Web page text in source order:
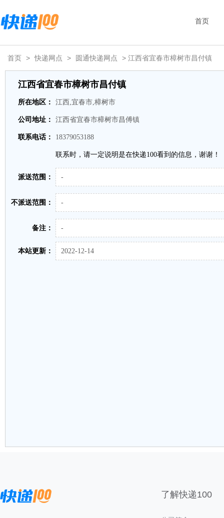
首页
首页 > 快递网点 > 圆通快递网点 > 江西省宜春市樟树市昌付镇
江西省宜春市樟树市昌付镇
所在地区： 江西,宜春市,樟树市
公司地址： 江西省宜春市樟树市昌傅镇
联系电话： 18379053188
联系时，请一定说明是在快递100看到的信息，谢谢！
派送范围： -
不派送范围： -
备注： -
本站更新： 2022-12-14
了解快递100